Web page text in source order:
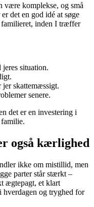
være komplekse, og små
det en god idé at søge
familieret, inden I træffer
situation.
skattemæssigt.
senere.
det er en investering i
også kærlighed
ikke om mistillid, men
parter står stærkt –
ægtepagt, et klart
hverdagen og tryghed for